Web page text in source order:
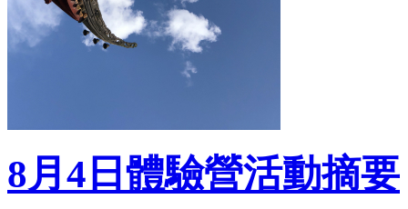
8月4日體驗營活動摘要